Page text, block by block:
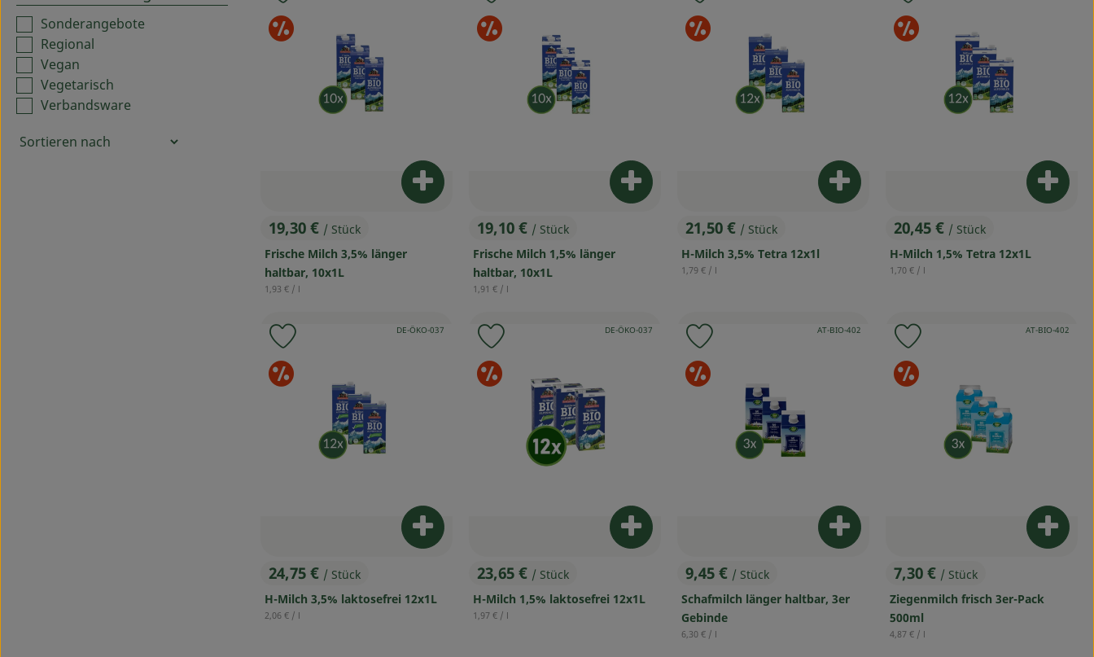
Sonderangebote
Regional
Vegan
Vegetarisch
Verbandsware
, Preis:
19,30 € / Stück
Frische Milch 3,5% länger
haltbar, 10x1L
, Referenzpreis:
1,93 € / l
Produkt zum Warenkorb hinzufügen
Sonderangebote
, Preis:
19,10 € / Stück
Frische Milch 1,5% länger
haltbar, 10x1L
, Referenzpreis:
1,91 € / l
Produkt zum Warenkorb hinzufügen
Sonderangebote
, Preis:
21,50 € / Stück
H-Milch 3,5% Tetra 12x1l
, Referenzpreis:
1,79 € / l
Produkt zum Warenkorb hinzufügen
Sonderangebote
, Preis:
20,45 € / Stück
H-Milch 1,5% Tetra 12x1L
, Referenzpreis:
1,70 € / l
, Preis:
24,75 € / Stück
H-Milch 3,5% laktosefrei 12x1L
, Referenzpreis:
2,06 € / l
Produkt zum Warenkorb hinzufügen
, Kontrollstelle:
DE-ÖKO-037
Sonderangebote
Produkt zu Favouriten hinzufügen
, Preis:
23,65 € / Stück
H-Milch 1,5% laktosefrei 12x1L
, Referenzpreis:
1,97 € / l
Produkt zum Warenkorb hinzufügen
, Kontrollstelle:
DE-ÖKO-037
Sonderangebote
Produkt zu Favouriten hinzufügen
, Preis:
9,45 € / Stück
Schafmilch länger haltbar, 3er
Gebinde
, Referenzpreis:
6,30 € / l
Produkt zum Warenkorb hinzufügen
, Kontrollstelle:
AT-BIO-402
Sonderangebote
Produkt zu Favouriten hinzufügen
, Preis:
7,30 € / Stück
Ziegenmilch frisch 3er-Pack
500ml
, Referenzpreis:
4,87 € / l
, Kontrollstelle:
AT-BIO-402